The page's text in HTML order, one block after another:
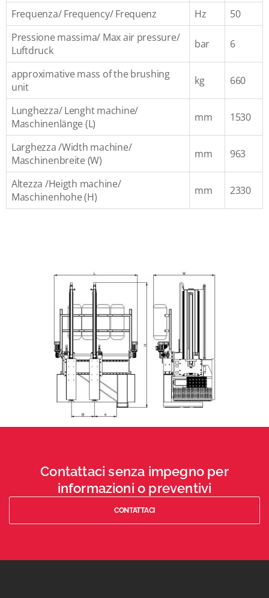
Frequenza/ Frequency/ Frequenz Hz
50
Pressione massima/ Max air pressure/
Luftdruck
bar 6
approximative mass of the brushing
unit
kg 660
Lunghezza/ Lenght machine/
Maschinenlänge (L)
mm 1530
Larghezza /Width machine/
Maschinenbreite (W)
mm 963
Altezza /Heigth machine/
Maschinenhohe (H)
mm 2330
Contattaci senza impegno per
informazioni o preventivi
CONTATTACI